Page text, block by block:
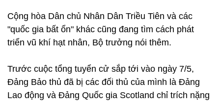
Cộng hòa Dân chủ Nhân Dân Triều Tiên và các
"quốc gia bất ổn" khác cũng đang tìm cách phát
triển vũ khí hạt nhân, Bộ trưởng nói thêm.
Trước cuộc tổng tuyển cử sắp tới vào ngày 7/5,
Đảng Bảo thủ đã bị các đối thủ của mình là Đảng
Lao động và Đảng Quốc gia Scotland chỉ trích nặng